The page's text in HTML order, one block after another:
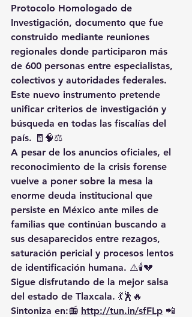
Protocolo Homologado de
Investigación, documento que fue
construido mediante reuniones
regionales donde participaron más
de 600 personas entre especialistas,
colectivos y autoridades federales.
Este nuevo instrumento pretende
unificar criterios de investigación y
búsqueda en todas las fiscalías del
país. 🧾🧠⚖️
A pesar de los anuncios oficiales, el
reconocimiento de la crisis forense
vuelve a poner sobre la mesa la
enorme deuda institucional que
persiste en México ante miles de
familias que continúan buscando a
sus desaparecidos entre rezagos,
saturación pericial y procesos lentos
de identificación humana. ⚠️🕯️💔
Sigue disfrutando de la mejor salsa
del estado de Tlaxcala. 💃🕺🔥
Sintoniza en:📻 http://tun.in/sfFLp 📲